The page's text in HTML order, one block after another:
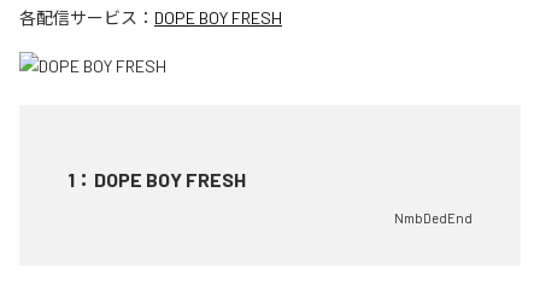
各配信サービス： DOPE BOY FRESH
1 ： DOPE BOY FRESH
NmbDedEnd